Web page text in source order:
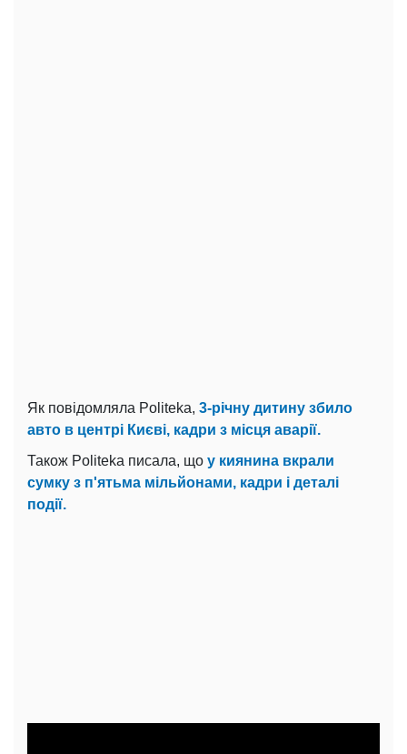
Як повідомляла Politeka, 3-річну дитину збило
авто в центрі Києві, кадри з місця аварії.
Також Politeka писала, що у киянина вкрали
сумку з п'ятьма мільйонами, кадри і деталі
події.